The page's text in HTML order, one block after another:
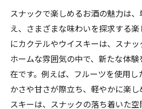
スナックで楽しめるお酒の魅力は
え、さまざまな味わいを探求する
にカクテルやウイスキーは、スナ
ホームな雰囲気の中で、新たな体
在です。例えば、フルーツを使用し
かさや甘さが際立ち、軽やかに楽し
スキーは、スナックの落ち着いた